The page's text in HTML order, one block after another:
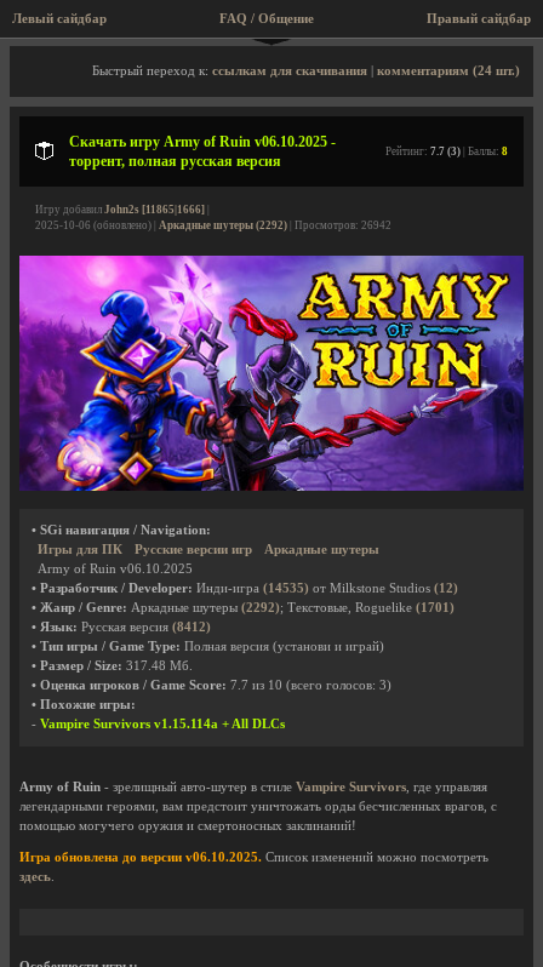
Левый сайдбар FAQ / Общение
Описание игры, торрент, скриншоты, видео
Быстрый переход к: ссылкам для скачивания комментариям (24 шт.)
Скачать игру Army of Ruin v06.10.2025 -
торрент, полная русская версия
Рейтинг: 7.7 (3) | Баллы: 8
Игру добавил John2s [11865|1666]
2025-10-06 (обновлено) | Аркадные шутеры (2292) | Просмотров: 26942
• SGi навигация / Navigation:
Игры для ПК
Русские версии игр
Аркадные шутеры
Army of Ruin v06.10.2025
• Разработчик / Developer: Инди-игра (14535) от Milkstone Studios (12)
• Жанр / Genre: Аркадные шутеры (2292); Текстовые, Roguelike (1701)
• Язык: Русская версия (8412)
• Тип игры / Game Type: Полная версия (установи и играй)
• Размер / Size: 317.48 Мб.
• Оценка игроков / Game Score: 7.7 из 10 (всего голосов: 3)
• Похожие игры:
- Vampire Survivors v1.15.114a + All DLCs
Army of Ruin - зрелищный авто-шутер в стиле Vampire Survivors, где управляя
легендарными героями, вам предстоит уничтожать орды бесчисленных врагов, с
помощью могучего оружия и смертоносных заклинаний!
Игра обновлена до версии v06.10.2025. Список изменений можно посмотреть
здесь.